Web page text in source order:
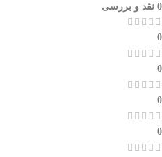
0 نقد و بررسی
0
0
0
0